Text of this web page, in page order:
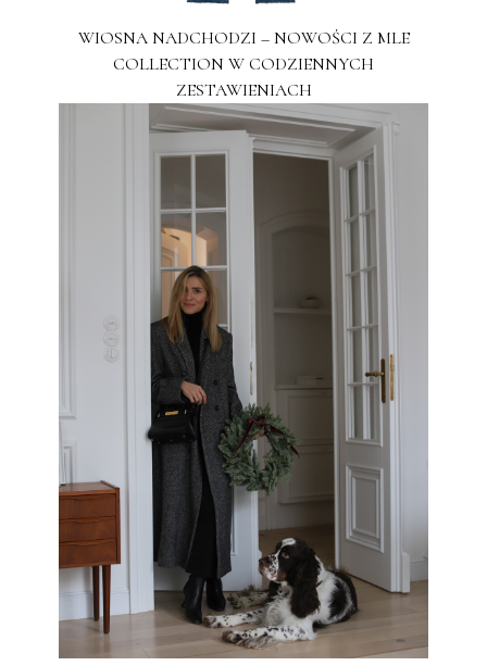
WIOSNA NADCHODZI – NOWOŚCI Z MLE
COLLECTION W CODZIENNYCH
ZESTAWIENIACH